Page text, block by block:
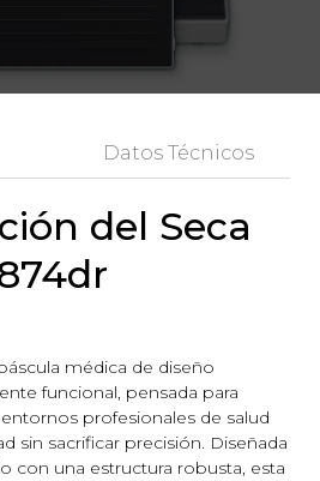
Datos Técnicos
del Seca
médica de diseño
funcional, pensada para
profesionales de salud
sin sacrificar precisión. Diseñada
con una estructura robusta, esta